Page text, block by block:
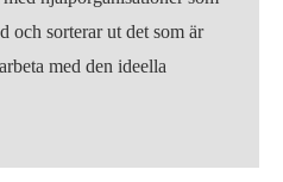
och sorterar ut det som är
med den ideella